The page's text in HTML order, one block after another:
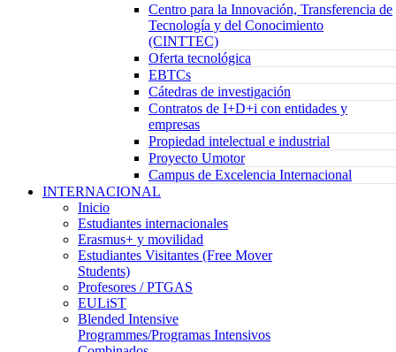
Centro para la Innovación, Transferencia de
Tecnología y del Conocimiento
(CINTTEC)
Oferta tecnológica
EBTCs
Cátedras de investigación
Contratos de I+D+i con entidades y
empresas
Propiedad intelectual e industrial
Proyecto Umotor
Campus de Excelencia Internacional
INTERNACIONAL
Inicio
Estudiantes internacionales
Erasmus+ y movilidad
Estudiantes Visitantes (Free Mover
Students)
Profesores / PTGAS
EULiST
Blended Intensive
Programmes/Programas Intensivos